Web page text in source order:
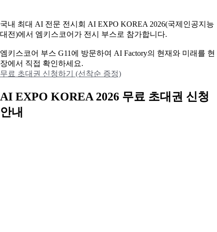
국내 최대 AI 전문 전시회 AI EXPO KOREA 2026(국제인공지능
대전)에서 엠키스코어가 전시 부스로 참가합니다.
엠키스코어 부스 G11에 방문하여 AI Factory의 현재와 미래를 현
장에서 직접 확인하세요.
무료 초대권 신청하기 (선착순 증정)
AI EXPO KOREA 2026 무료 초대권 신청
안내